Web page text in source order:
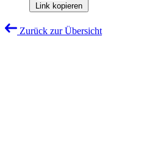
Link kopieren
Zurück zur Übersicht